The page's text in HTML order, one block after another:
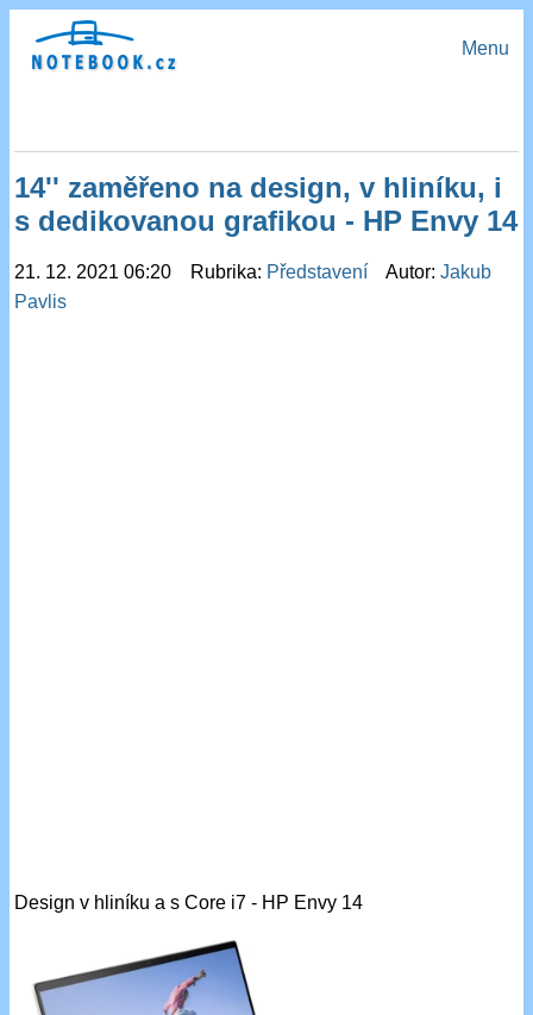
Menu
14'' zaměřeno na design, v hliníku, i
s dedikovanou grafikou - HP Envy 14
21. 12. 2021 06:20 Rubrika: Představení Autor:Jakub
Pavlis
Design v hliníku a s Core i7 - HP Envy 14